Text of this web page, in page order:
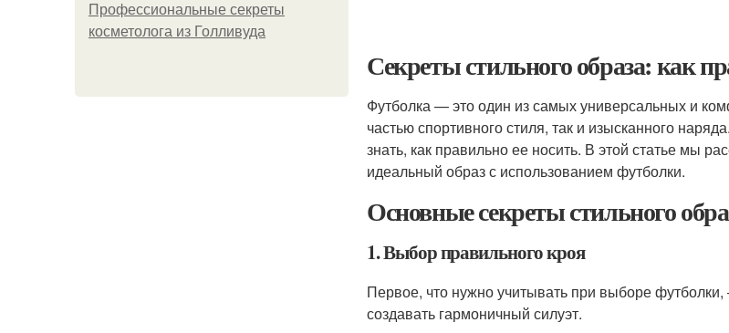
Профессиональные секреты
косметолога из Голливуда
Секреты стильного образа: как
Футболка — это один из самых универсальных и
частью спортивного стиля, так и изысканного
знать, как правильно ее носить. В этой статье мы
идеальный образ с использованием футболки.
Основные секреты стильного
1. Выбор правильного кроя
Первое, что нужно учитывать при выборе
создавать гармоничный силуэт.